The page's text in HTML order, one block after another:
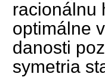
racionálnu
optimálne
danosti
symetria